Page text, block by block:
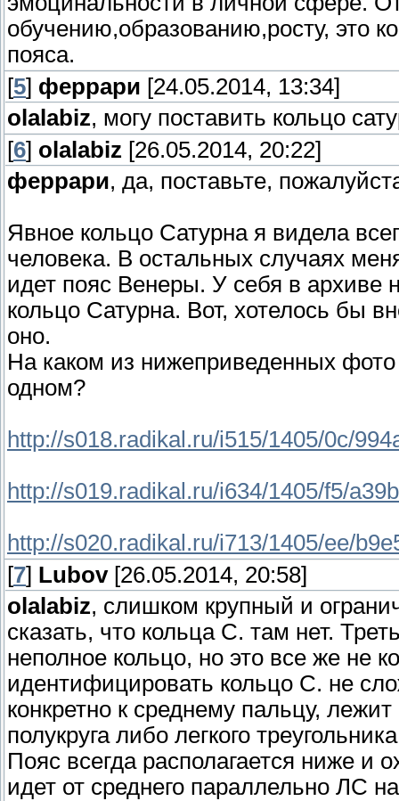
обучению,образованию,росту, это
пояса.
[5] феррари [24.05.2014, 13:34]
olalabiz, могу поставить кольцо
[6] olalabiz [26.05.2014, 20:22]
феррари, да, поставьте,
Явное кольцо Сатурна я видела
человека. В остальных случаях
идет пояс Венеры. У себя в архиве
кольцо Сатурна. Вот, хотелось бы
оно.
На каком из нижеприведенных
одном?
http://s018.radikal.ru/i515/1405/0c/
http://s019.radikal.ru/i634/1405/f5/
http://s020.radikal.ru/i713/1405/ee/
[7] Lubov[26.05.2014, 20:58]
olalabiz, слишком крупный и
сказать, что кольца С. там нет.
неполное кольцо, но это все же не
идентифицировать кольцо С. не
конкретно к среднему пальцу,
полукруга либо легкого
Пояс всегда располагается ниже и
идет от среднего параллельно ЛС